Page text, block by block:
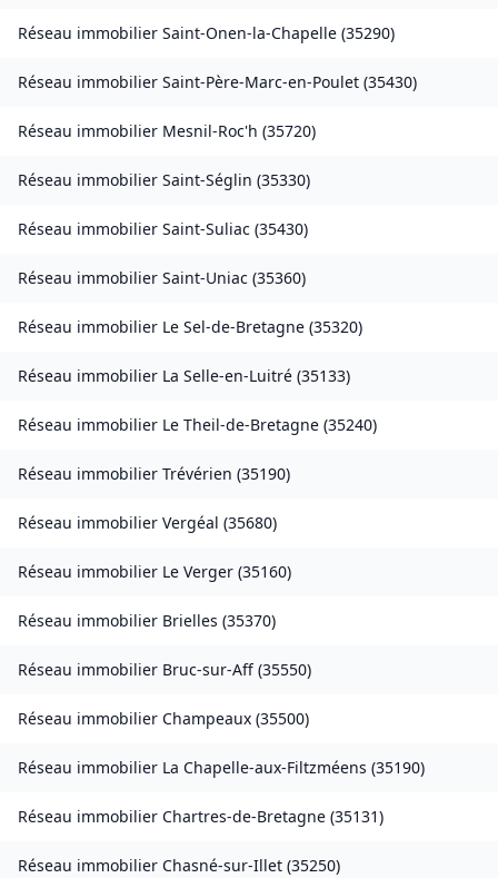
Réseau immobilier Saint-Onen-la-Chapelle (35290)
Réseau immobilier Saint-Père-Marc-en-Poulet (35430)
Réseau immobilier Mesnil-Roc'h (35720)
Réseau immobilier Saint-Séglin (35330)
Réseau immobilier Saint-Suliac (35430)
Réseau immobilier Saint-Uniac (35360)
Réseau immobilier Le Sel-de-Bretagne (35320)
Réseau immobilier La Selle-en-Luitré (35133)
Réseau immobilier Le Theil-de-Bretagne (35240)
Réseau immobilier Trévérien (35190)
Réseau immobilier Vergéal (35680)
Réseau immobilier Le Verger (35160)
Réseau immobilier Brielles (35370)
Réseau immobilier Bruc-sur-Aff (35550)
Réseau immobilier Champeaux (35500)
Réseau immobilier La Chapelle-aux-Filtzméens (35190)
Réseau immobilier Chartres-de-Bretagne (35131)
Réseau immobilier Chasné-sur-Illet (35250)